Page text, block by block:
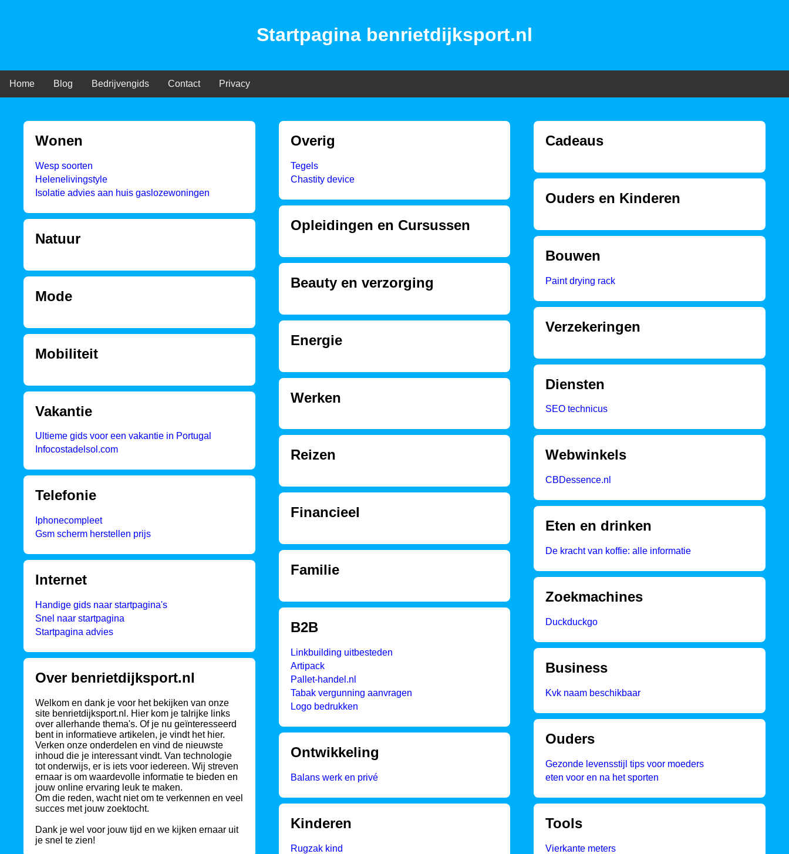
Startpagina benrietdijksport.nl
Home Blog Bedrijvengids Contact Privacy
Wonen
Wesp soorten
Helenelivingstyle
Isolatie advies aan huis gaslozewoningen
Natuur
Mode
Mobiliteit
Vakantie
Ultieme gids voor een vakantie in Portugal
Infocostadelsol.com
Telefonie
Iphonecompleet
Gsm scherm herstellen prijs
Internet
Handige gids naar startpagina's
Snel naar startpagina
Startpagina advies
Over benrietdijksport.nl
Welkom en dank je voor het bekijken van onze
site benrietdijksport.nl. Hier kom je talrijke links
over allerhande thema's. Of je nu geïnteresseerd
bent in informatieve artikelen, je vindt het hier.
Verken onze onderdelen en vind de nieuwste
inhoud die je interessant vindt. Van technologie
tot onderwijs, er is iets voor iedereen. Wij streven
ernaar is om waardevolle informatie te bieden en
jouw online ervaring leuk te maken.
Om die reden, wacht niet om te verkennen en veel
succes met jouw zoektocht.
Dank je wel voor jouw tijd en we kijken ernaar uit
je snel te zien!
Overig
Tegels
Chastity device
Opleidingen en Cursussen
Beauty en verzorging
Energie
Werken
Reizen
Financieel
Familie
B2B
Linkbuilding uitbesteden
Artipack
Pallet-handel.nl
Tabak vergunning aanvragen
Logo bedrukken
Ontwikkeling
Balans werk en privé
Kinderen
Rugzak kind
Cadeaus
Ouders en Kinderen
Bouwen
Paint drying rack
Verzekeringen
Diensten
SEO technicus
Webwinkels
CBDessence.nl
Eten en drinken
De kracht van koffie: alle informatie
Zoekmachines
Duckduckgo
Business
Kvk naam beschikbaar
Ouders
Gezonde levensstijl tips voor moeders
eten voor en na het sporten
Tools
Vierkante meters